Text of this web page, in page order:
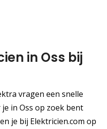
in Oss bij
vragen een snelle
in Oss op zoek bent
je bij Elektricien.com op